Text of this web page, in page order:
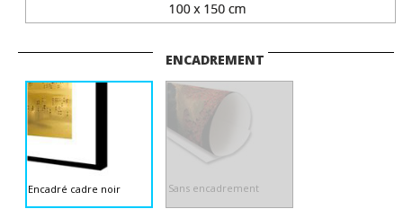
ENCADREMENT
Encadré cadre noir Sans encadrement